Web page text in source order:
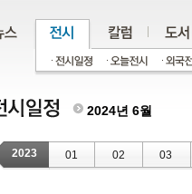
2024년 6월
2023 01 02 03